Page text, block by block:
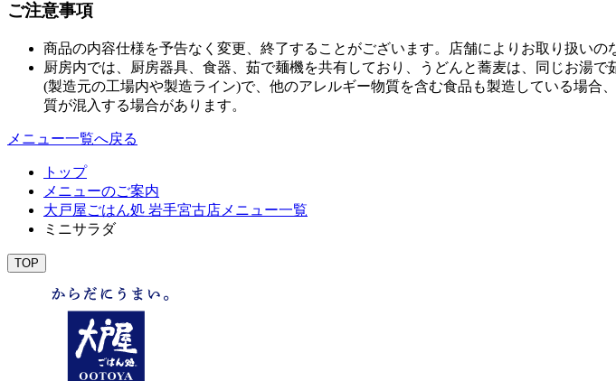
ご注意事項
商品の内容仕様を予告なく変更、終了することがございます。店舗によりお取り扱いの
厨房内では、厨房器具、食器、茹で麺機を共有しており、うどんと蕎麦は、同じお湯
(製造元の工場内や製造ライン)で、他のアレルギー物質を含む食品も製造している場
質が混入する場合があります。
メニュー一覧へ戻る
トップ
メニューのご案内
大戸屋ごはん処 岩手宮古店メニュー一覧
ミニサラダ
TOP